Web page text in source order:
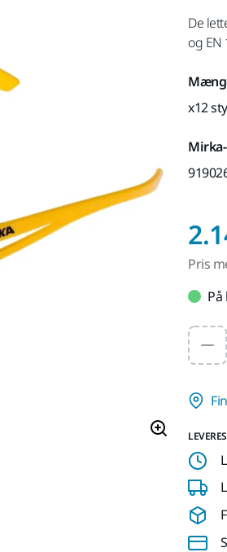
De
og EN
x12
Pris
På
Select